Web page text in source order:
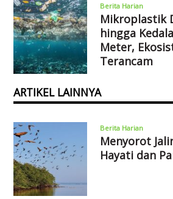
Berita Harian
Mikroplastik
hingga
Meter,
Terancam
ARTIKEL LAINNYA
Berita Harian
Menyorot
Hayati dan